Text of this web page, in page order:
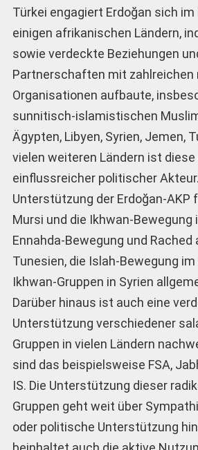
Türkei engagiert Erdoğan sich
einigen afrikanischen Ländern,
sowie verdeckte Beziehungen
Partnerschaften mit zahlreichen
Organisationen aufbaute,
sunnitisch-islamistischen
Ägypten, Libyen, Syrien, Jemen,
vielen weiteren Ländern ist diese
einflussreicher politischer
Unterstützung der Erdoğan-AKP
Mursi und die Ikhwan-Bewegung
Ennahda-Bewegung und Rached
Tunesien, die Islah-Bewegung
Ikhwan-Gruppen in Syrien
Darüber hinaus ist auch eine
Unterstützung verschiedener
Gruppen in vielen Ländern
sind das beispielsweise FSA,
IS. Die Unterstützung dieser
Gruppen geht weit über
oder politische Unterstützung